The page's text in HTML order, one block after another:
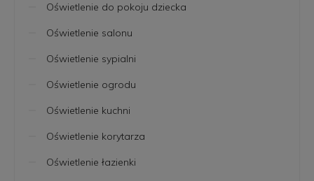
Oświetlenie do pokoju dziecka
Oświetlenie salonu
Oświetlenie sypialni
Oświetlenie ogrodu
Oświetlenie kuchni
Oświetlenie korytarza
Oświetlenie łazienki